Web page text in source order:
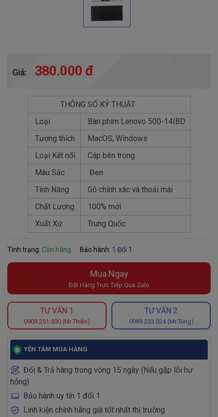
Giá: 380.000 đ
THÔNG SỐ KỶ THUẬT
Loại
Bàn phím Lenovo 500-14IBD
Tương thích
MacOS, Windows
Loại Kết nối
Cáp bên trong
Màu Sắc
Đen
Tính Năng
Gõ chính xác và thoải mái
Chất Lượng
100% mới
Xuất Xứ
Trung Quốc
Tình trạng: Còn hàng Bảo hành: 1 Đổi 1
Mua Ngay
Đặt Hàng Trực Tiếp Qua Zalo
TƯ VẤN 1
0908.251.500 (Mr.Thiện)
TƯ VẤN 2
0989.233.024 (Mr.Tùng)
YÊN TÂM MUA HÀNG
Đổi & Trả hàng trong vòng 15 ngày (Nếu gặp lỗi hư
hỏng)
Bảo hành uy tín 1 đổi 1
Linh kiện chính hãng giá tốt nhất thị trường